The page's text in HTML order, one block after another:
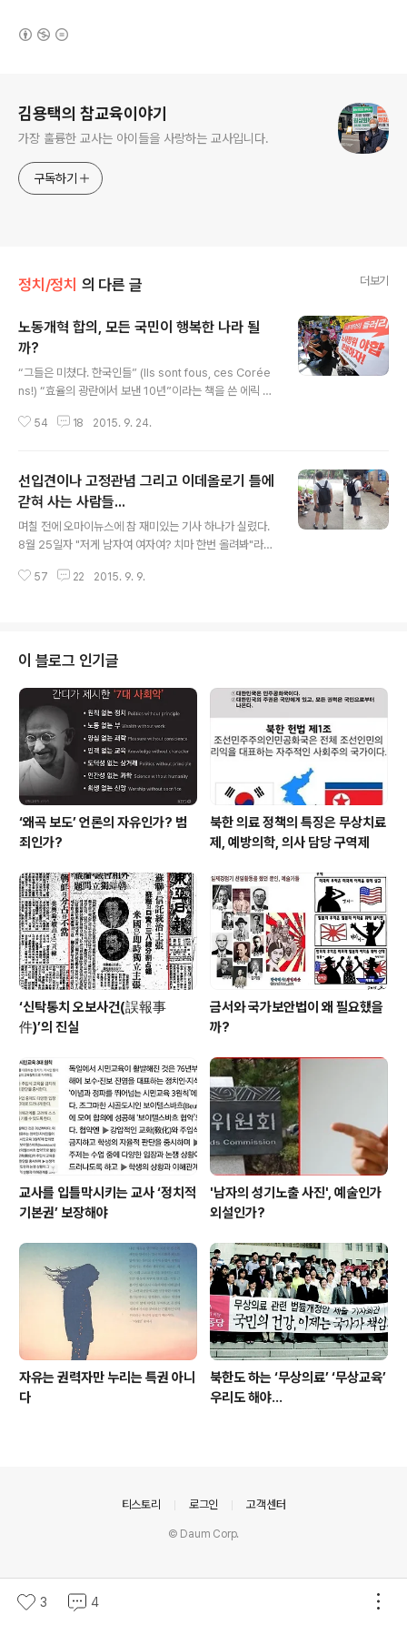
김용택의 참교육이야기
가장 훌륭한 교사는 아이들을 사랑하는 교사입니다.
구독하기
정치/정치 의 다른 글 더보기
노동개혁 합의, 모든 국민이 행복한 나라 될
까?
“그들은 미쳤다. 한국인들” (Ils sont fous, ces Corée
ns!) “효율의 광란에서 보낸 10년”이라는 책을 쓴 에릭 쉬
놓은 노동개혁합의를 보면 에릭 쉬르데쥬의 말이 생각난
저임금체계, 비정규직 기간과 범위 확대, 노동시간 연장 입
법” 등이다. ‘저성과자나 근무불량자 해고와 취업규칙 변경
요건을 완화하겠다는 정부의 의지가 한국노총이 합의해 줌
으로써 노사정 대타협이라는 구색 맞추기 끝난 셈이다. 노
사정이란 어떤 기구인가? 노사정위원회란 ‘IMF사태 이후
경제 위기 극복을 위한 국민적 합의를 이끌어 내기 위해 노
54 18 2015. 9. 24.
선입견이나 고정관념 그리고 이데올로기 틀에
갇혀 사는 사람들...
며칠 전에 오마이뉴스에 참 재미있는 기사 하나가 실렸다.
8월 25일자 "저게 남자여 여자여? 치마 한번 올려봐"라는
다’라는 부제가 달린 이 기사는 여성의 삶이 얼마나 힘든지
인할 수가 있다. 남자는 치마를 입으면 왜 안 되는가? 여
성은 꼭 치마를 입어야 여성다운가? 마산에 있는 모여고에
근무할 때의 얘기다. 별나게 추운 겨울날, 아이들이 짧은 치
마에 덧옷도 입지 새파랗게 얼어서 등교하는 모습이 안타
까워 학교운영위원회에 제안을 했다. ‘우리학교 학생들에
게 치마와 바지를 선택적으..
57 22 2015. 9. 9.
이 블로그 인기글
‘왜곡 보도’ 언론의 자유인가? 범
죄인가?
북한 의료 정책의 특징은 무상치료
제, 예방의학, 의사 담당 구역제
‘신탁통치 오보사건(誤報事
件)’의 진실
금서와 국가보안법이 왜 필요했을
까?
교사를 입틀막시키는 교사 ‘정치적
기본권’ 보장해야
'남자의 성기노출 사진', 예술인가
외설인가?
자유는 권력자만 누리는 특권 아니
다
북한도 하는 ‘무상의료’ ‘무상교육’
우리도 해야...
3 4
티스토리 로그인 고객센터
© Daum Corp.